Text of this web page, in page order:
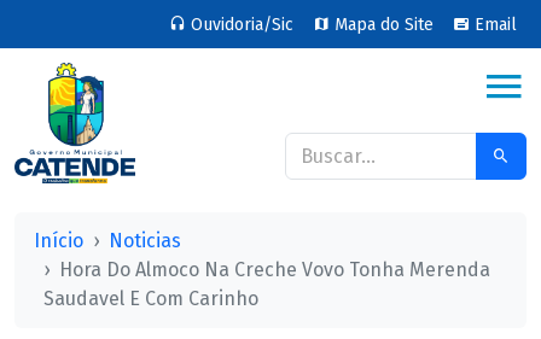
Ouvidoria/Sic Mapa do Site Email
Início
Noticias
Hora Do Almoco Na Creche Vovo Tonha Merenda
Saudavel E Com Carinho